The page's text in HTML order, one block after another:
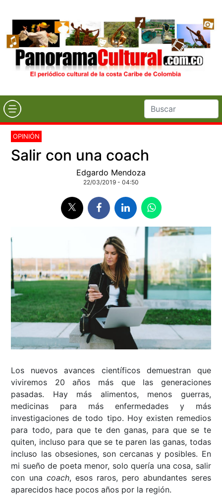
OPINIÓN
Salir con una coach
Edgardo Mendoza
22/03/2019 - 04:50
Los nuevos avances científicos demuestran que
viviremos 20 años más que las generaciones
pasadas. Hay más alimentos, menos guerras,
medicinas para más enfermedades y más
investigaciones de todo tipo. Hoy existen remedios
para todo, para que te den ganas, para que se te
quiten, incluso para que se te paren las ganas, todas
incluso las obsesiones, son cercanas y posibles. En
mi sueño de poeta menor, solo quería una cosa, salir
con una coach, esos raros, pero abundantes seres
aparecidos hace pocos años por la región.